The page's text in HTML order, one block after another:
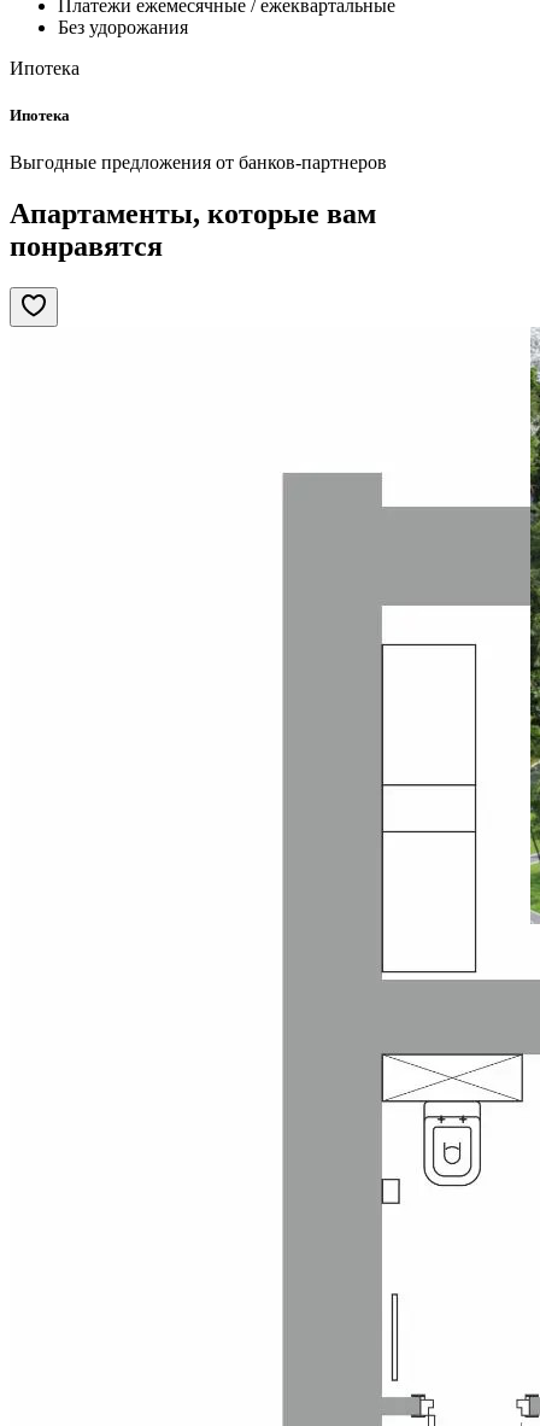
Платежи ежемесячные / ежеквартальные
Без удорожания
Ипотека
Ипотека
Выгодные предложения от банков-партнеров
Апартаменты, которые вам
понравятся